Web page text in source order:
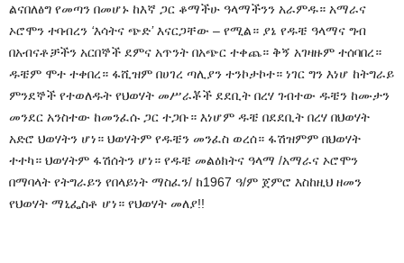
ልናበለፅግ የመጣን በመሆኑ ከእኛ ጋር ቆማችሁ ዓላማችንን አራምዱ። አማራና
ኦሮሞን ተባብረን ‘እሳትና ጭድ’እናርጋቸው – የሚል። ያኔ የዱቼ ዓላማና ግብ
በአብናቶቻችን አርበኞች ደምና አጥንት በአጭር ተቀጨ። ቅኝ አገዛዙም ተሰባበረ።
ዱቼም ሞተ ተቀበረ። ፋሺዝም በሀገረ ጣሊያን ተንኮታኮተ። ነገር ግን እነሆ ከትግራይ
ምንደኞች የተወለዱት የህወሃት መሥራቾች ደደቢት በረሃ ገብተው ዱቼን ከሙታን
መንደር አንስተው ከመንፈሱ ጋር ተጋቡ። እነሆም ዱቼ በደደቢት በረሃ በህወሃት
አድሮ ህወሃትን ሆነ። ህወሃትም የዱቼን መንፈስ ወረሰ። ፋሽዝምም በህወሃት
ተተካ። ህወሃትም ፋሽሰትን ሆነ። የዱቼ መልዕክትና ዓላማ /አማራና ኦሮሞን
በማባላት የትግራይን የበላይነት ማስፈን/ ከ1967 ዓ/ም ጀምሮ እስከዚህ ዘመን
የህወሃት ማኒፌስቶ ሆነ። የህወሃት መለያ!!